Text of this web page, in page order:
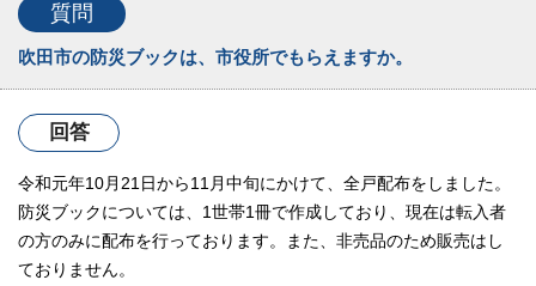
質問
吹田市の防災ブックは、市役所でもらえますか。
回答
令和元年10月21日から11月中旬にかけて、全戸配布をしました。
防災ブックについては、1世帯1冊で作成しており、現在は転入者
の方のみに配布を行っております。また、非売品のため販売はし
ておりません。